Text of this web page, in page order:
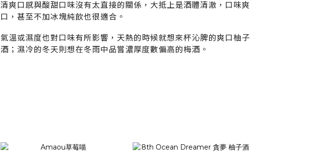
清爽口感與酸甜口味沒有太直接的關係，大抵上是酒體清澈，口味爽
口，甚至不加冰塊純飲也很適合。
氣溫或濕度也對口味有所影響，天熱的時候就想來杯沁脾的爽口柚子
酒；濕冷的冬天則想在冬雨中品嘗濃厚度數偏高的梅酒。